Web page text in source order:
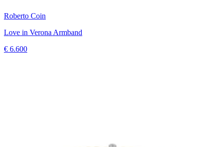
Roberto Coin
Love in Verona Armband
€ 6.600